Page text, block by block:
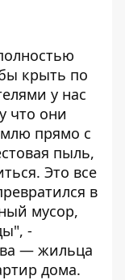
крыть по
у нас
что они
прямо с
пыль,
Это все
в
мусор,
-
— жильца
дома.